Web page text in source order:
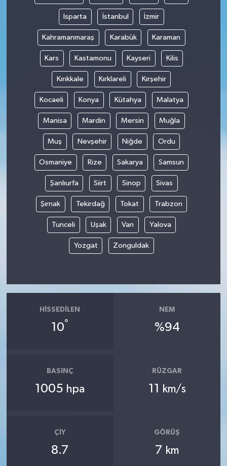
Isparta İstanbul İzmir
Kahramanmaraş Karabük Karaman
Kars Kastamonu Kayseri Kilis
Kırıkkale Kırklareli Kırşehir
Kocaeli Konya Kütahya Malatya
Manisa Mardin Mersin Muğla
Muş Nevşehir Niğde Ordu
Osmaniye Rize Sakarya Samsun
Şanlıurfa Siirt Sinop Sivas
Şırnak Tekirdağ Tokat Trabzon
Tunceli Uşak Van Yalova
Yozgat Zonguldak
HISSEDILEN
10°
NEM
%94
BASINÇ
1005 hpa
RÜZGAR
11 km/s
ÇIY
8.7
GÖRÜŞ
7 km